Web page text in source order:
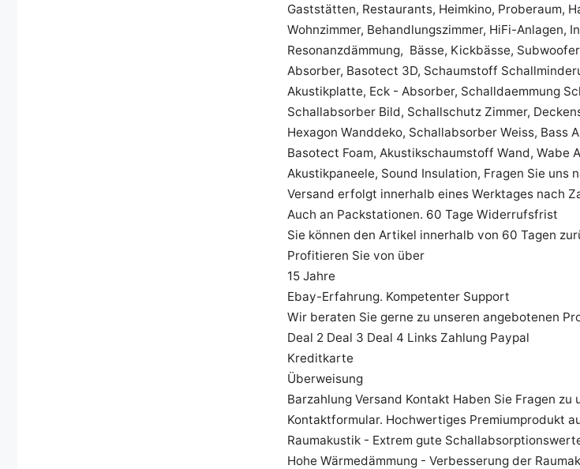
Gaststätten, Restaurants, Heimkino, Proberaum,
Wohnzimmer, Behandlungszimmer, HiFi-Anlagen,
Resonanzdämmung, Bässe, Kickbässe,
Absorber, Basotect 3D, Schaumstoff
Akustikplatte, Eck - Absorber, Schalldaemmung
Schallabsorber Bild, Schallschutz Zimmer,
Hexagon Wanddeko, Schallabsorber Weiss, Bass
Basotect Foam, Akustikschaumstoff Wand,
Akustikpaneele, Sound Insulation, Fragen Sie uns
Versand erfolgt innerhalb eines Werktages nach
Auch an Packstationen. 60 Tage Widerrufsfrist
Sie können den Artikel innerhalb von 60 Tagen
Profitieren Sie von über
15 Jahre
Ebay-Erfahrung. Kompetenter Support
Wir beraten Sie gerne zu unseren angebotenen
Deal 2 Deal 3 Deal 4 Links Zahlung Paypal
Kreditkarte
Überweisung
Barzahlung Versand Kontakt Haben Sie Fragen
Kontaktformular. Hochwertiges Premiumprodukt
Raumakustik - Extrem gute
Hohe Wärmedämmung - Verbesserung der